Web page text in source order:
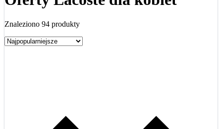
Znaleziono 94 produkty